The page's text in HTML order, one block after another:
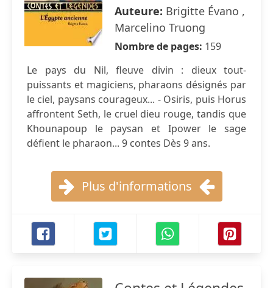
Auteure: Brigitte Évano ,
Marcelino Truong
Nombre de pages: 159
Le pays du Nil, fleuve divin : dieux tout-
puissants et magiciens, pharaons désignés par
le ciel, paysans courageux... - Osiris, puis Horus
affrontent Seth, le cruel dieu rouge, tandis que
Khounapoup le paysan et Ipower le sage
défient le pharaon... 9 contes Dès 9 ans.
Plus d'informations